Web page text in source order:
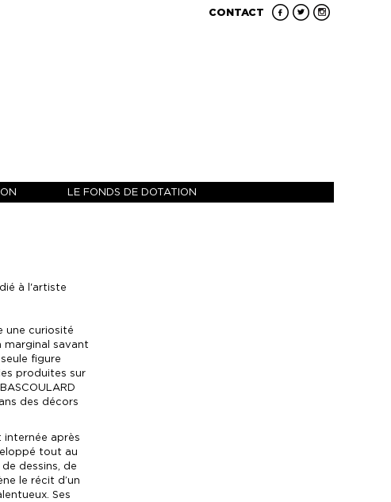
CONTACT
LE FONDS DE DOTATION
à l'artiste
une curiosité
marginal savant
figure
produites sur
des décors
internée après
tout au
dessins, de
le récit d’un
Ses